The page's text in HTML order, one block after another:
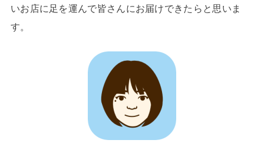
いお店に足を運んで皆さんにお届けできたらと思いま
す。